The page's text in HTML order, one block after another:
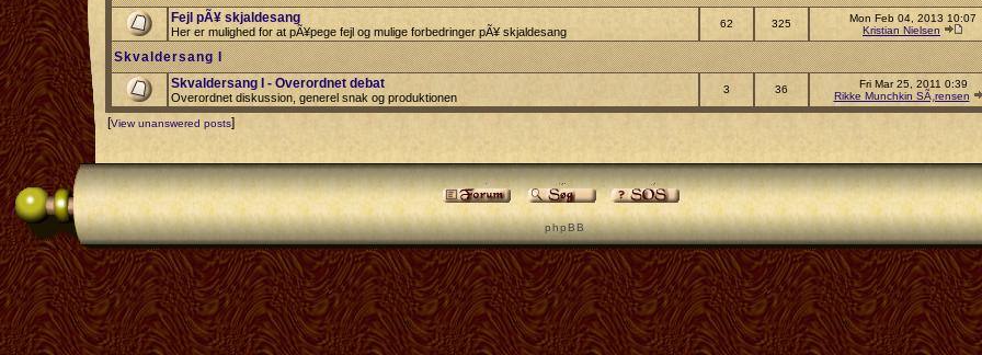
Fejl pÃ¥ skjaldesang
Her er mulighed for at pÃ¥pege fejl og mulige forbedringer pÃ¥ skjaldesang
62 325
Mon Feb 04, 2013 10:07
Kristian Nielsen
Skvaldersang I
Skvaldersang I - Overordnet debat
Overordnet diskussion, generel snak og produktionen
3 36
Fri Mar 25, 2011 0:39
Rikke Munchkin SÃ¸rensen
[View unanswered posts]
p h p B B